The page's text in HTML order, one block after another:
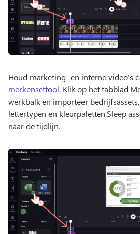
Houd marketing- en interne video's
merkensettool. Klik op het tabblad
werkbalk en importeer
lettertypen en kleurpaletten.Sleep
naar de tijdlijn.